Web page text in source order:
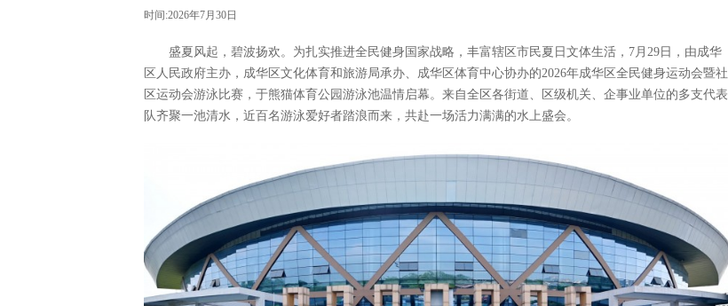
时间:2026年7月30日
盛夏风起，碧波扬欢。为扎实推进全民健身国家战略，丰富辖区市民夏日文体生活，7月29日，由成华
区人民政府主办，成华区文化体育和旅游局承办、成华区体育中心协办的2026年成华区全民健身运动会暨社
区运动会游泳比赛，于熊猫体育公园游泳池温情启幕。来自全区各街道、区级机关、企事业单位的多支代表
队齐聚一池清水，近百名游泳爱好者踏浪而来，共赴一场活力满满的水上盛会。